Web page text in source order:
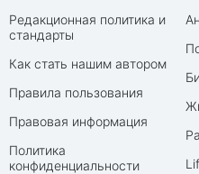
Редакционная политика и
стандарты
Как стать нашим автором
Правила пользования
Правовая информация
Политика
конфиденциальности